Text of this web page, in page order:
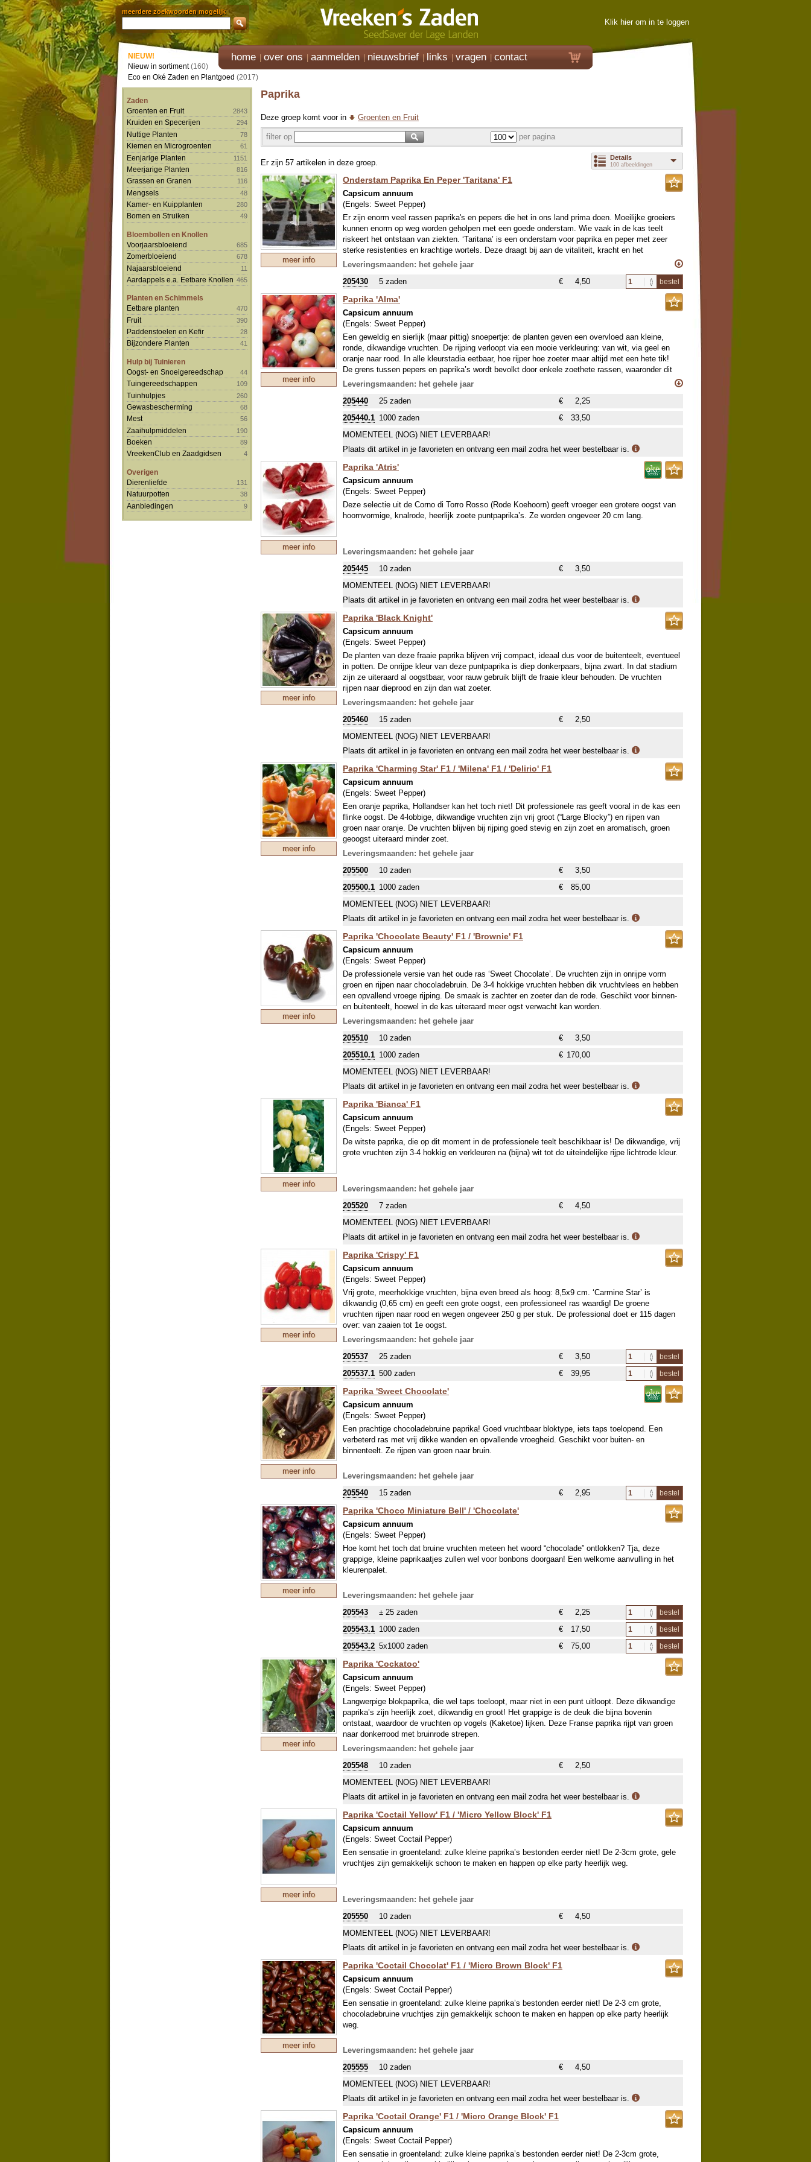
meerdere zoekwoorden mogelijk
Klik hier om in te loggen
home over ons aanmelden nieuwsbrief links vragen contact
NIEUW!
Nieuw in sortiment(160)
Eco en Oké Zaden en Plantgoed (2017)
Zaden
Groenten en Fruit
2843
Kruiden en Specerijen 294
Nuttige Planten 78
Kiemen en Microgroenten 61
Eenjarige Planten 1151
Meerjarige Planten 816
Grassen en Granen 116
Mengsels 48
Kamer- en Kuipplanten 280
Bomen en Struiken 49
Bloembollen en Knollen
Voorjaarsbloeiend
685
Zomerbloeiend 678
Najaarsbloeiend 11
Aardappels e.a. Eetbare Knollen 465
Planten en Schimmels
Eetbare planten
470
Fruit 390
Paddenstoelen en Kefir 28
Bijzondere Planten 41
Hulp bij Tuinieren
Oogst- en Snoeigereedschap
44
Tuingereedschappen 109
Tuinhulpjes 260
Gewasbescherming 68
Mest 56
Zaaihulpmiddelen 190
Boeken 89
VreekenClub en Zaadgidsen 4
Overigen
Dierenliefde
131
Natuurpotten 38
Aanbiedingen 9
Paprika
Deze groep komt voor in Groenten en Fruit
filter op per pagina
Details
100 afbeeldingen
Er zijn 57 artikelen in deze groep.
meer info
Onderstam Paprika En Peper 'Taritana' F1
Capsicum annuum
(Engels: Sweet Pepper)
Er zijn enorm veel rassen paprika's en pepers die het in ons land prima doen. Moeilijke groeiers
kunnen enorm op weg worden geholpen met een goede onderstam. Wie vaak in de kas teelt
riskeert het ontstaan van ziekten. ‘Taritana’ is een onderstam voor paprika en peper met zeer
sterke resistenties en krachtige wortels. Deze draagt bij aan de vitaliteit, kracht en het
uithoudingsvermogen van uw teelt. Gebruik voor paprika en peper de kleinere maat entclips, (zie
).
Een filmpje over het enten van tomaat (paprika en peper ent je op dezelfde manier) vind je hier:
Leveringsmaanden: het gehele jaar
205430
5 zaden € 4,50 bestel
meer info
Paprika 'Alma'
Capsicum annuum
(Engels: Sweet Pepper)
Een geweldig en sierlijk (maar pittig) snoepertje: de planten geven een overvloed aan kleine,
ronde, dikwandige vruchten. De rijping verloopt via een mooie verkleuring: van wit, via geel en
oranje naar rood. In alle kleurstadia eetbaar, hoe rijper hoe zoeter maar altijd met een hete tik!
De grens tussen pepers en paprika’s wordt bevolkt door enkele zoethete rassen, waaronder dit
oude interessante rasje. Leuk om als snack te vullen met kaas o.i.d., ook heel geliefd voor de
inmaak in olie, maar uiteraard ook gewoon heerlijk als gebakken of rauw vruchtje. Verwijder de
zaden voor een mildere smaak.
Leveringsmaanden: het gehele jaar
205440
25 zaden €
2,25
205440.1 1000 zaden €
33,50
MOMENTEEL (NOG) NIET LEVERBAAR!
Plaats dit artikel in je favorieten en ontvang een mail zodra het weer bestelbaar is.
meer info
Paprika 'Atris'
Capsicum annuum
(Engels: Sweet Pepper)
Deze selectie uit de Corno di Torro Rosso (Rode Koehoorn) geeft vroeger een grotere oogst van
hoornvormige, knalrode, heerlijk zoete puntpaprika’s. Ze worden ongeveer 20 cm lang.
Leveringsmaanden: het gehele jaar
205445
10 zaden €
3,50
MOMENTEEL (NOG) NIET LEVERBAAR!
Plaats dit artikel in je favorieten en ontvang een mail zodra het weer bestelbaar is.
meer info
Paprika 'Black Knight'
Capsicum annuum
(Engels: Sweet Pepper)
De planten van deze fraaie paprika blijven vrij compact, ideaal dus voor de buitenteelt, eventueel
in potten. De onrijpe kleur van deze puntpaprika is diep donkerpaars, bijna zwart. In dat stadium
zijn ze uiteraard al oogstbaar, voor rauw gebruik blijft de fraaie kleur behouden. De vruchten
rijpen naar dieprood en zijn dan wat zoeter.
Leveringsmaanden: het gehele jaar
205460
15 zaden €
2,50
MOMENTEEL (NOG) NIET LEVERBAAR!
Plaats dit artikel in je favorieten en ontvang een mail zodra het weer bestelbaar is.
meer info
Paprika 'Charming Star' F1 / 'Milena' F1 / 'Delirio' F1
Capsicum annuum
(Engels: Sweet Pepper)
Een oranje paprika, Hollandser kan het toch niet! Dit professionele ras geeft vooral in de kas een
flinke oogst. De 4-lobbige, dikwandige vruchten zijn vrij groot (“Large Blocky”) en rijpen van
groen naar oranje. De vruchten blijven bij rijping goed stevig en zijn zoet en aromatisch, groen
geoogst uiteraard minder zoet.
Leveringsmaanden: het gehele jaar
205500
10 zaden €
3,50
205500.1 1000 zaden €
85,00
MOMENTEEL (NOG) NIET LEVERBAAR!
Plaats dit artikel in je favorieten en ontvang een mail zodra het weer bestelbaar is.
meer info
Paprika 'Chocolate Beauty' F1 / 'Brownie' F1
Capsicum annuum
(Engels: Sweet Pepper)
De professionele versie van het oude ras ‘Sweet Chocolate’. De vruchten zijn in onrijpe vorm
groen en rijpen naar chocoladebruin. De 3-4 hokkige vruchten hebben dik vruchtvlees en hebben
een opvallend vroege rijping. De smaak is zachter en zoeter dan de rode. Geschikt voor binnen-
en buitenteelt, hoewel in de kas uiteraard meer ogst verwacht kan worden.
Leveringsmaanden: het gehele jaar
205510
10 zaden €
3,50
205510.1 1000 zaden € 170,00
MOMENTEEL (NOG) NIET LEVERBAAR!
Plaats dit artikel in je favorieten en ontvang een mail zodra het weer bestelbaar is.
meer info
Paprika 'Bianca' F1
Capsicum annuum
(Engels: Sweet Pepper)
De witste paprika, die op dit moment in de professionele teelt beschikbaar is! De dikwandige, vrij
grote vruchten zijn 3-4 hokkig en verkleuren na (bijna) wit tot de uiteindelijke rijpe lichtrode kleur.
Leveringsmaanden: het gehele jaar
205520
7 zaden €
4,50
MOMENTEEL (NOG) NIET LEVERBAAR!
Plaats dit artikel in je favorieten en ontvang een mail zodra het weer bestelbaar is.
meer info
Paprika 'Crispy' F1
Capsicum annuum
(Engels: Sweet Pepper)
Vrij grote, meerhokkige vruchten, bijna even breed als hoog: 8,5x9 cm. ‘Carmine Star’ is
dikwandig (0,65 cm) en geeft een grote oogst, een professioneel ras waardig! De groene
vruchten rijpen naar rood en wegen ongeveer 250 g per stuk. De professional doet er 115 dagen
over: van zaaien tot 1e oogst.
Leveringsmaanden: het gehele jaar
205537
25 zaden € 3,50 bestel
205537.1 500 zaden € 39,95 bestel
meer info
Paprika 'Sweet Chocolate'
Capsicum annuum
(Engels: Sweet Pepper)
Een prachtige chocoladebruine paprika! Goed vruchtbaar bloktype, iets taps toelopend. Een
verbeterd ras met vrij dikke wanden en opvallende vroegheid. Geschikt voor buiten- en
binnenteelt. Ze rijpen van groen naar bruin.
Leveringsmaanden: het gehele jaar
205540
15 zaden € 2,95 bestel
meer info
Paprika 'Choco Miniature Bell' / 'Chocolate'
Capsicum annuum
(Engels: Sweet Pepper)
Hoe komt het toch dat bruine vruchten meteen het woord “chocolade” ontlokken? Tja, deze
grappige, kleine paprikaatjes zullen wel voor bonbons doorgaan! Een welkome aanvulling in het
kleurenpalet.
Leveringsmaanden: het gehele jaar
205543
± 25 zaden € 2,25 bestel
205543.1 1000 zaden € 17,50 bestel
205543.2 5x1000 zaden € 75,00 bestel
meer info
Paprika 'Cockatoo'
Capsicum annuum
(Engels: Sweet Pepper)
Langwerpige blokpaprika, die wel taps toeloopt, maar niet in een punt uitloopt. Deze dikwandige
paprika’s zijn heerlijk zoet, dikwandig en groot! Het grappige is de deuk die bijna bovenin
ontstaat, waardoor de vruchten op vogels (Kaketoe) lijken. Deze Franse paprika rijpt van groen
naar donkerrood met bruinrode strepen.
Leveringsmaanden: het gehele jaar
205548
10 zaden €
2,50
MOMENTEEL (NOG) NIET LEVERBAAR!
Plaats dit artikel in je favorieten en ontvang een mail zodra het weer bestelbaar is.
meer info
Paprika 'Coctail Yellow' F1 / 'Micro Yellow Block' F1
Capsicum annuum
(Engels: Sweet Coctail Pepper)
Een sensatie in groenteland: zulke kleine paprika’s bestonden eerder niet! De 2-3cm grote, gele
vruchtjes zijn gemakkelijk schoon te maken en happen op elke party heerlijk weg.
Leveringsmaanden: het gehele jaar
205550
10 zaden €
4,50
MOMENTEEL (NOG) NIET LEVERBAAR!
Plaats dit artikel in je favorieten en ontvang een mail zodra het weer bestelbaar is.
meer info
Paprika 'Coctail Chocolat' F1 / 'Micro Brown Block' F1
Capsicum annuum
(Engels: Sweet Coctail Pepper)
Een sensatie in groenteland: zulke kleine paprika’s bestonden eerder niet! De 2-3 cm grote,
chocoladebruine vruchtjes zijn gemakkelijk schoon te maken en happen op elke party heerlijk
weg.
Leveringsmaanden: het gehele jaar
205555
10 zaden €
4,50
MOMENTEEL (NOG) NIET LEVERBAAR!
Plaats dit artikel in je favorieten en ontvang een mail zodra het weer bestelbaar is.
Paprika 'Coctail Orange' F1 / 'Micro Orange Block' F1
Capsicum annuum
(Engels: Sweet Coctail Pepper)
Een sensatie in groenteland: zulke kleine paprika’s bestonden eerder niet! De 2-3cm grote,